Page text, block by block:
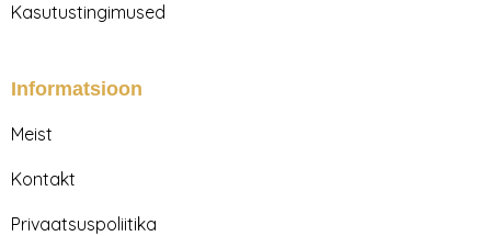
Kasutustingimused
Informatsioon
Meist
Kontakt
Privaatsuspoliitika